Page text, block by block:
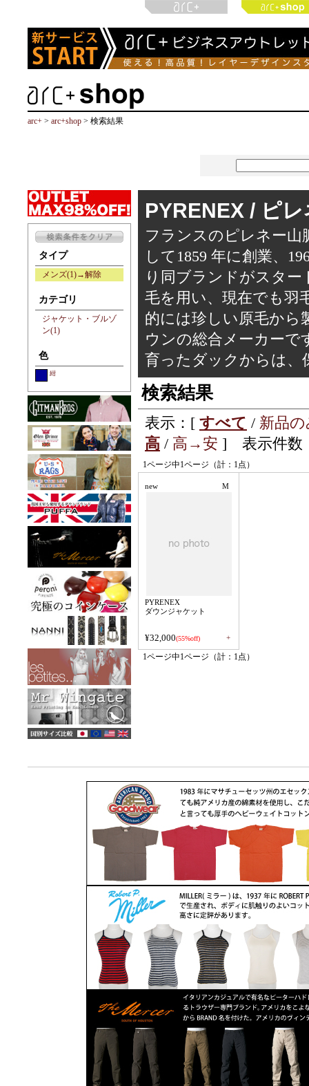
arc+ > arc+shop > 検索結果
タイプ
メンズ(1)→解除
カテゴリ
ジャケット・ブルゾ
ン(1)
色
紺
PYRENEX / ピ
フランスのピレネー山
して1859 年に創業、
り同ブランドがスタ
毛を用い、現在でも羽
的には珍しい原毛から
ウンの総合メーカーで
育ったダックからは、
検索結果
表示：[ すべて / 新品
高 / 高→安 ] 表示件数
1ページ中1ページ（計：1点）
new M
PYRENEX
ダウンジャケット
¥32,000(55%off) +
1ページ中1ページ（計：1点）